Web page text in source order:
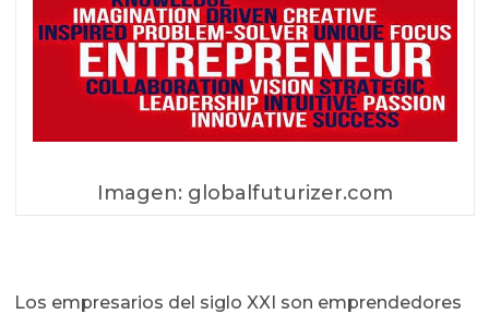
Imagen: globalfuturizer.com
Los empresarios del siglo XXI son emprendedores